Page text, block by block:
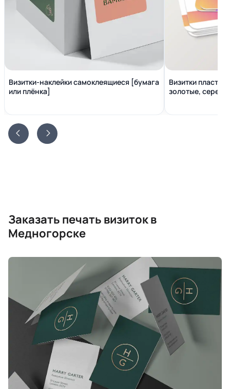
Визитки-наклейки самоклеящиеся [бумага
или плёнка]
Визитки
золотые,
Заказать печать визиток в
Медногорске